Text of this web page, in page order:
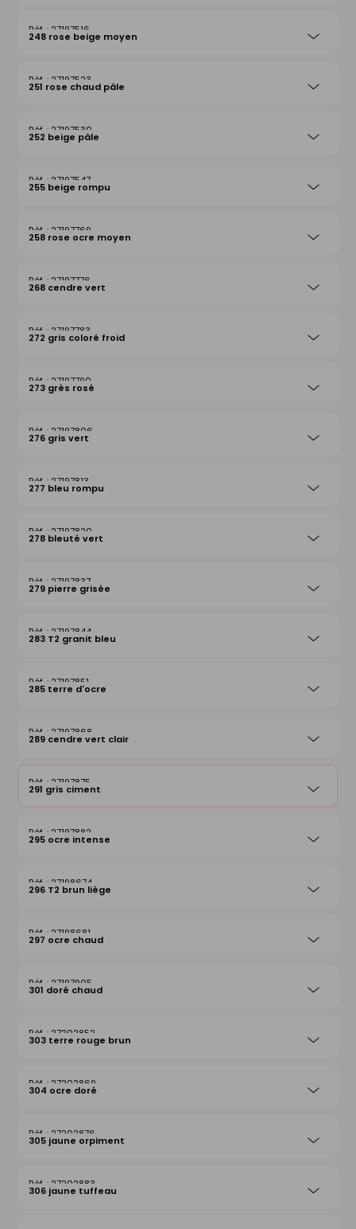
27197516
248 rose beige moyen
27197523
251 rose chaud pâle
27197530
252 beige pâle
27197547
255 beige rompu
27197769
258 rose ocre moyen
27197776
268 cendre vert
27197783
272 gris coloré froid
27197790
273 grès rosé
27197806
276 gris vert
27197813
277 bleu rompu
27197820
278 bleuté vert
27197837
279 pierre grisée
27197844
283 T2 granit bleu
27197851
285 terre d'ocre
27197868
289 cendre vert clair
27197875
291 gris ciment
27197882
295 ocre intense
27198674
296 T2 brun liège
27198681
297 ocre chaud
27197905
301 doré chaud
27202852
303 terre rouge brun
27202869
304 ocre doré
27202876
305 jaune orpiment
27202883
306 jaune tuffeau